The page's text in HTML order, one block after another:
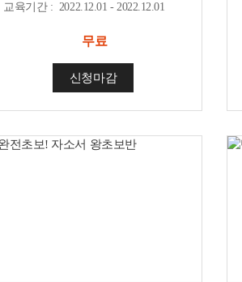
교육기간: 2022.12.01 - 2022.12.01
무료
신청마감